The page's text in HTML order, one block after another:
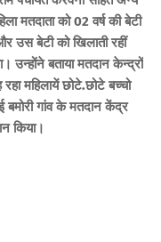
मतदाता को 02 वर्ष की बेटी
उस बेटी को खिलाती रहीं
उन्होंने बताया मतदान केन्द्रों
महिलायें छोटे.छोटे बच्चो
गांव के मतदान केंद्र
किया।